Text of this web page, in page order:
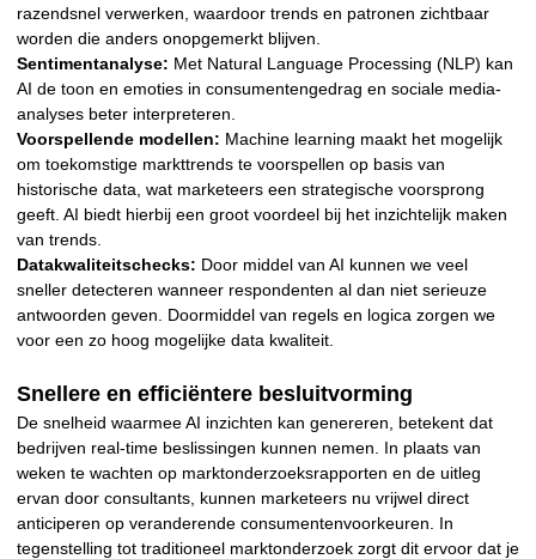
razendsnel verwerken, waardoor trends en patronen zichtbaar
worden die anders onopgemerkt blijven.
Sentimentanalyse: Met Natural Language Processing (NLP) kan
AI de toon en emoties in consumentengedrag en sociale media-
analyses beter interpreteren.
Voorspellende modellen: Machine learning maakt het mogelijk
om toekomstige markttrends te voorspellen op basis van
historische data, wat marketeers een strategische voorsprong
geeft. AI biedt hierbij een groot voordeel bij het inzichtelijk maken
van trends.
Datakwaliteitschecks: Door middel van AI kunnen we veel
sneller detecteren wanneer respondenten al dan niet serieuze
antwoorden geven. Doormiddel van regels en logica zorgen we
voor een zo hoog mogelijke data kwaliteit.
Snellere en efficiëntere besluitvorming
De snelheid waarmee AI inzichten kan genereren, betekent dat
bedrijven real-time beslissingen kunnen nemen. In plaats van
weken te wachten op marktonderzoeksrapporten en de uitleg
ervan door consultants, kunnen marketeers nu vrijwel direct
anticiperen op veranderende consumentenvoorkeuren. In
tegenstelling tot traditioneel marktonderzoek zorgt dit ervoor dat je